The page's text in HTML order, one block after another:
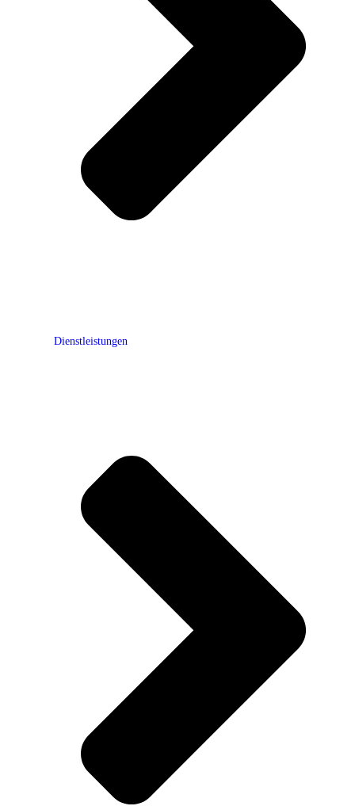
Dienstleistungen